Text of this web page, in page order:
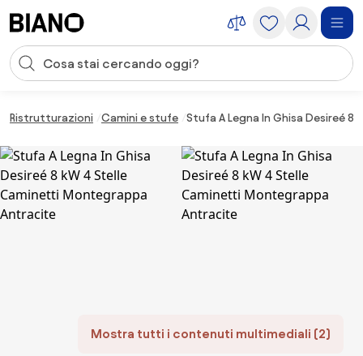
Input della ricerca
Ristrutturazioni Camini e stufe Stufa A Legna In Ghisa Desireé
Mostra tutti i contenuti multimediali (2)